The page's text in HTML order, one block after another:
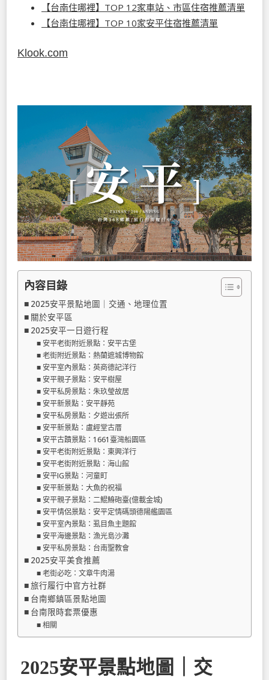
【台南住哪裡】TOP 12家車站、市區住宿推薦清單
【台南住哪裡】TOP 10家安平住宿推薦清單
Klook.com
內容目錄
2025安平景點地圖｜交通、地理位置
關於安平區
2025安平一日遊行程
安平老街附近景點：安平古堡
老街附近景點：熱蘭遮城博物館
安平室內景點：英商德記洋行
安平親子景點：安平樹屋
安平私房景點：朱玖瑩故居
安平新景點：安平靜苑
安平私房景點：夕遊出張所
安平新景點：盧經堂古厝
安平古蹟景點：1661臺灣船園區
安平老街附近景點：東興洋行
安平老街附近景點：海山館
安平IG景點：河童町
安平新景點：大魚的祝福
安平親子景點：二鯤鯓砲臺(億載金城)
安平情侶景點：安平定情碼頭德陽艦園區
安平室內景點：虱目魚主題館
安平海邊景點：漁光島沙灘
安平私房景點：台南聖教會
2025安平美食推薦
老街必吃：文章牛肉湯
旅行履行中官方社群
台南鄉鎮區景點地圖
台南限時套票優惠
相關
2025安平景點地圖｜交